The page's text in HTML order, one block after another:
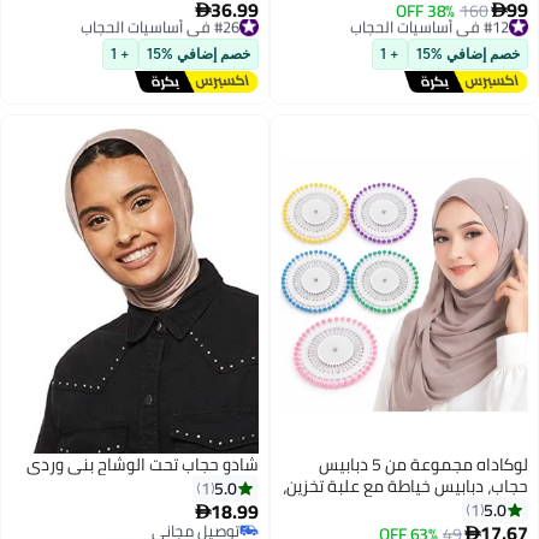
12
ملابس الصلاة بالاكمام .
99
160
38% OFF #12 في أساسيات الحجاب
توصيل مجاني
#12 في أساسيات الحجاب
خصم إضافي %15 + 1
36.99
#26 في أساسيات الحجاب
توصيل مجاني
#26 في أساسيات الحجاب
خصم إضافي %15 + 1
لوكاداه مجموعة من 5 دبابيس
حجاب، دبابيس خياطة مع علبة تخزين،
دبابيس خياطة من الفولاذ المقاوم
للصدأ للخياطة والتطريز والحرف
5.0
1

توصيل مجاني
شادو حجاب تحت الوشاح بني وردي
5.0
1
18.99
توصيل مجاني